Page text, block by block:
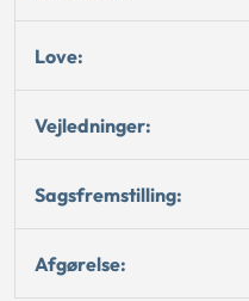
Love:
Vejledninger:
Sagsfremstilling:
Afgørelse: